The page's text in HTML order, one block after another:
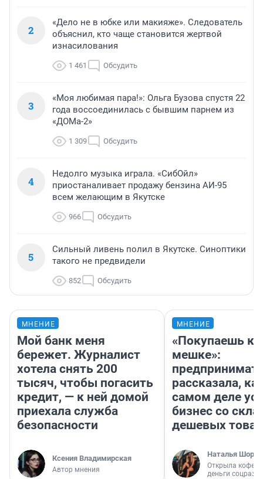
2
«Дело не в юбке или макияже». Следователь
объяснил, кто чаще становится жертвой
изнасилования
1 461 Обсудить
3
«Моя любимая пара!»: Ольга Бузова спустя 22
года воссоединилась с бывшим парнем из
«ДОМа-2»
1 309 Обсудить
4
Недолго музыка играла. «СибОйл»
приостаналивает продажу бензина АИ-95
всем желающим в Якутске
966 Обсудить
5
Сильный ливень полил в Якутске. Синоптики
такого не предвидели
852 Обсудить
МНЕНИЕ
Мой банк меня
бережет. Журналист
хотела снять 200
тысяч, чтобы погасить
кредит, — к ней домой
приехала служба
безопасности
Ксения Владимирская
Автор мнения
МНЕНИЕ
«Покупаешь
мешке»:
рассказала,
самом деле
бизнес со
дешевых
Наталья
Открыла
деньги